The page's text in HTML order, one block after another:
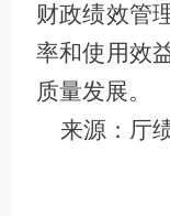
财政绩效管
率和使用效
质量发展。
来源：厅